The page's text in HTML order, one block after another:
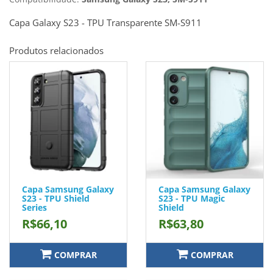
Capa Galaxy S23 - TPU Transparente SM-S911
Produtos relacionados
Capa Samsung Galaxy
S23 - TPU Shield
Series
R$66,10
COMPRAR
Capa Samsung Galaxy
S23 - TPU Magic
Shield
R$63,80
COMPRAR